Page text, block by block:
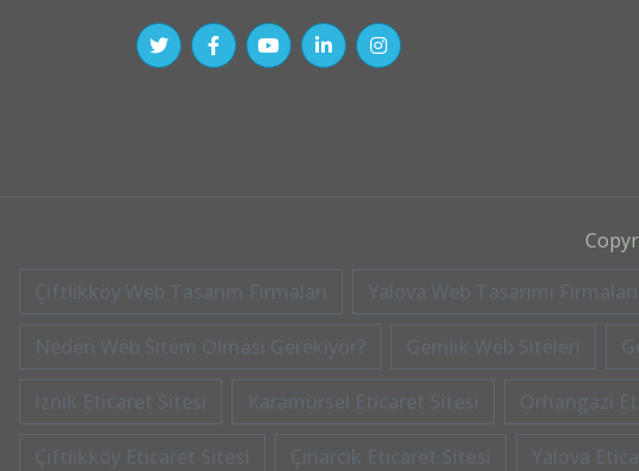
Çiftlikköy Web Tasarım Firmaları
Yalova Web Tasarımı
Neden Web Sitem Olması Gerekiyor? Gemlik Web Siteleri
İznik Eticaret Sitesi Karamürsel Eticaret Sitesi Orhangazi
Çiftlikköy Eticaret Sitesi Çınarcık Eticaret Sitesi Yalova